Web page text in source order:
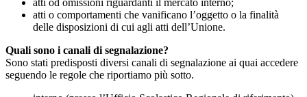
atti od omissioni riguardanti il mercato interno;
atti o comportamenti che vanificano l’oggetto o la finalità
delle disposizioni di cui agli atti dell’Unione.
Quali sono i canali di segnalazione?
Sono stati predisposti diversi canali di segnalazione ai quai accedere
seguendo le regole che riportiamo più sotto.